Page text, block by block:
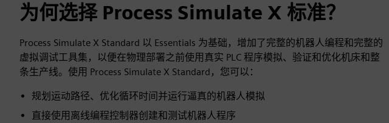
为何选择 Process Simulate X 标准？
Process Simulate X Standard 以 Essentials 为基础，增加了完整的机器人编程和完整的
虚拟调试工具集，以便在物理部署之前使用真实 PLC 程序模拟、验证和优化机床和整
条生产线。使用 Process Simulate X Standard，您可以：
规划运动路径、优化循环时间并运行逼真的机器人模拟
直接使用离线编程控制器创建和测试机器人程序